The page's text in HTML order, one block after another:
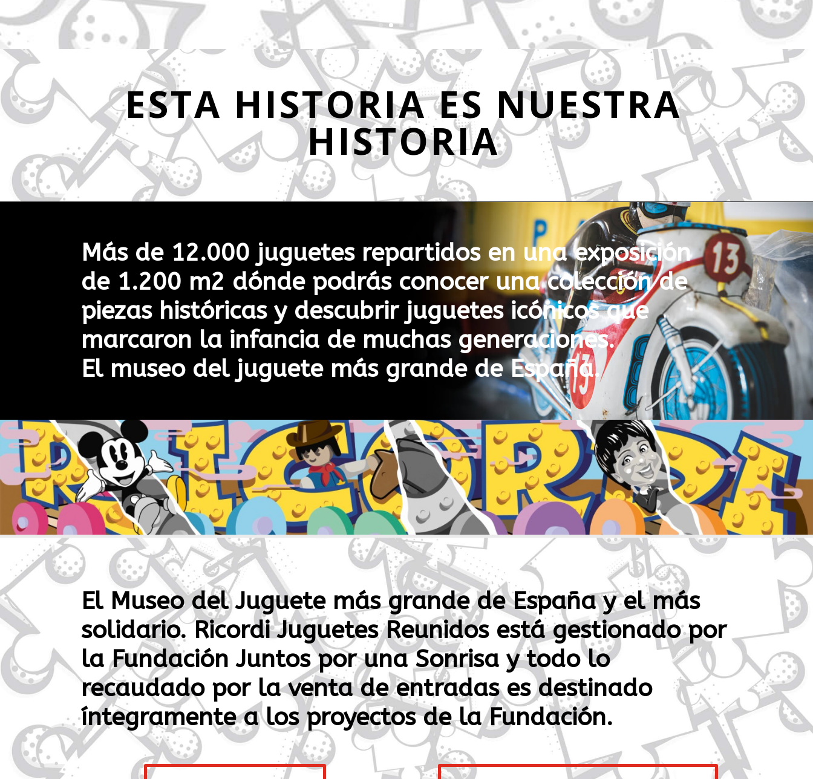
ESTA HISTORIA ES NUESTRA
HISTORIA
Más de 12.000 juguetes repartidos en una exposición
de 1.200 m2 dónde podrás conocer una colección de
piezas históricas y descubrir juguetes icónicos que
marcaron la infancia de muchas generaciones.
El museo del juguete más grande de España.
El Museo del Juguete más grande de España y el más
solidario. Ricordi Juguetes Reunidos está gestionado por
laFundación Juntos por una Sonrisa y todo lo
recaudado por la venta de entradas es destinado
íntegramente a los proyectos de la Fundación.